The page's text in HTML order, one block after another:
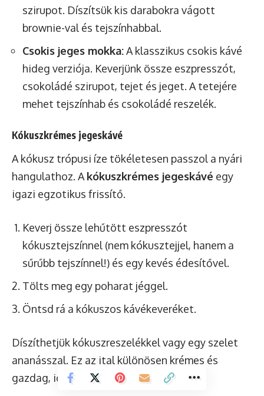
szirupot. Díszítsük kis darabokra vágott
brownie-val és tejszínhabbal.
Csokis jeges mokka:A klasszikus csokis kávé
hideg verziója. Keverjünk össze eszpresszót,
csokoládé szirupot, tejet és jeget. A tetejére
mehet tejszínhab és csokoládé reszelék.
Kókuszkrémes jegeskávé
A kókusz trópusi íze tökéletesen passzol a nyári
hangulathoz. A kókuszkrémes jegeskávé egy
igazi egzotikus frissítő.
Keverj össze lehűtött eszpresszót
kókusztejszínnel (nem kókusztejjel, hanem a
sűrűbb tejszínnel!) és egy kevés édesítővel.
Tölts meg egy poharat jéggel.
Öntsd rá a kókuszos kávékeveréket.
Díszíthetjük kókuszreszelékkel vagy egy szelet
ananásszal. Ez az ital különösen krémes és
gazdag, igazi különlegesség.